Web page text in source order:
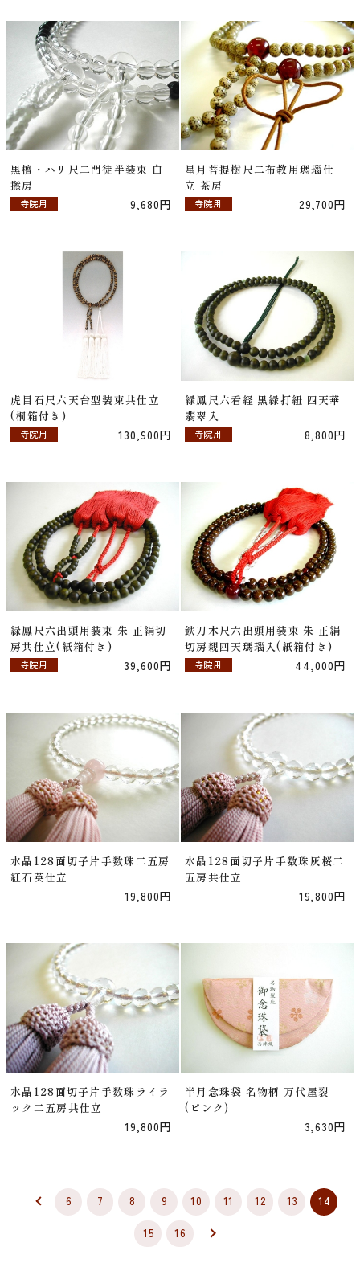
黒檀・ハリ尺二門徒半装束 白
撚房
9,680円
寺院用
星月菩提樹尺二布教用瑪瑙仕
立 茶房
29,700円
寺院用
虎目石尺六天台型装束共仕立
(桐箱付き)
130,900円
寺院用
緑鳳尺六看経 黒緑打紐 四天華
翡翠入
8,800円
寺院用
緑鳳尺六出頭用装束 朱 正絹切
房共仕立(紙箱付き)
39,600円
寺院用
鉄刀木尺六出頭用装束 朱 正絹
切房親四天瑪瑙入(紙箱付き)
44,000円
寺院用
水晶128面切子片手数珠二五房
紅石英仕立
19,800円
水晶128面切子片手数珠灰桜二
五房共仕立
19,800円
水晶128面切子片手数珠ライラ
ック二五房共仕立
19,800円
半月念珠袋 名物柄 万代屋裂
(ピンク)
3,630円
6 7 8 9 10 11 12 13 14
15 16